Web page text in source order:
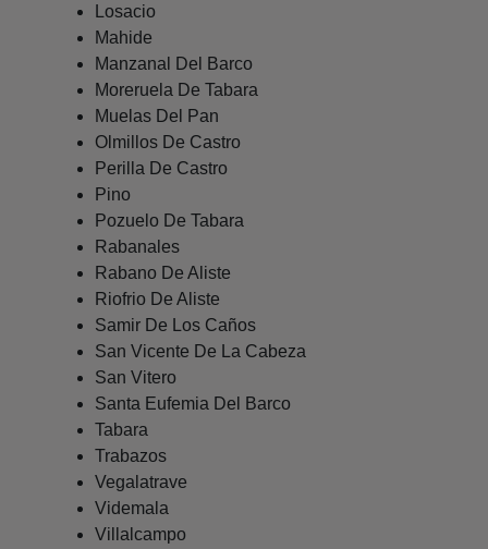
Losacio
Mahide
Manzanal Del Barco
Moreruela De Tabara
Muelas Del Pan
Olmillos De Castro
Perilla De Castro
Pino
Pozuelo De Tabara
Rabanales
Rabano De Aliste
Riofrio De Aliste
Samir De Los Caños
San Vicente De La Cabeza
San Vitero
Santa Eufemia Del Barco
Tabara
Trabazos
Vegalatrave
Videmala
Villalcampo